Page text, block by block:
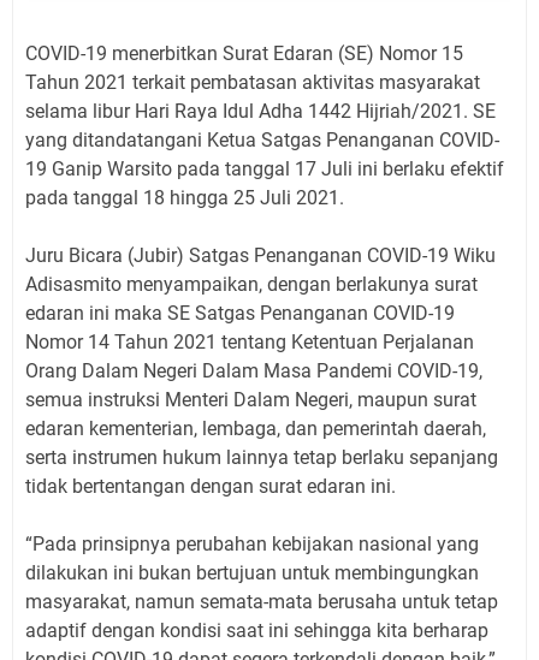
COVID-19 menerbitkan Surat Edaran (SE) Nomor 15
Tahun 2021 terkait pembatasan aktivitas masyarakat
selama libur Hari Raya Idul Adha 1442 Hijriah/2021. SE
yang ditandatangani Ketua Satgas Penanganan COVID-
19 Ganip Warsito pada tanggal 17 Juli ini berlaku efektif
pada tanggal 18 hingga 25 Juli 2021.
Juru Bicara (Jubir) Satgas Penanganan COVID-19 Wiku
Adisasmito menyampaikan, dengan berlakunya surat
edaran ini maka SE Satgas Penanganan COVID-19
Nomor 14 Tahun 2021 tentang Ketentuan Perjalanan
Orang Dalam Negeri Dalam Masa Pandemi COVID-19,
semua instruksi Menteri Dalam Negeri, maupun surat
edaran kementerian, lembaga, dan pemerintah daerah,
serta instrumen hukum lainnya tetap berlaku sepanjang
tidak bertentangan dengan surat edaran ini.
“Pada prinsipnya perubahan kebijakan nasional yang
dilakukan ini bukan bertujuan untuk membingungkan
masyarakat, namun semata-mata berusaha untuk tetap
adaptif dengan kondisi saat ini sehingga kita berharap